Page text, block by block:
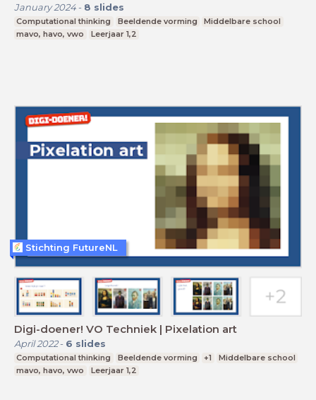
January 2024- 8 slides
Computational thinking Beeldende vorming
Middelbare school
mavo, havo, vwo
Leerjaar 1,2
Digi-doener! VO Techniek | Pixelation art
April 2022- 6 slides
Computational thinking Beeldende vorming +1
Middelbare school
mavo, havo, vwo
Leerjaar 1,2
Stichting FutureNL